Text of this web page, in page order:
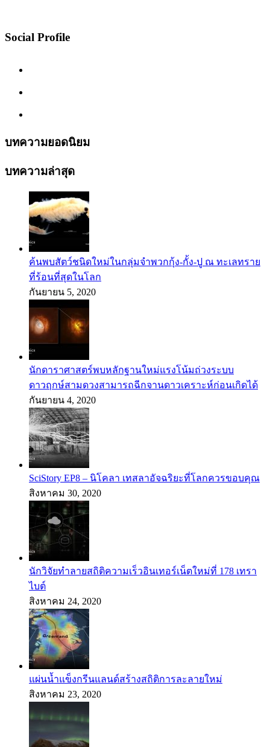
Social Profile
บทความยอดนิยม
บทความล่าสุด
ค้นพบสัตว์ชนิดใหม่ในกลุ่มจำพวกกุ้ง-กั้ง-ปู ณ ทะเลทราย
ที่ร้อนที่สุดในโลก
กันยายน 5, 2020
นักดาราศาสตร์พบหลักฐานใหม่แรงโน้มถ่วงระบบ
ดาวฤกษ์สามดวงสามารถฉีกจานดาวเคราะห์ก่อนเกิดได้
กันยายน 4, 2020
SciStory EP8 – นิโคลา เทสลาอัจฉริยะที่โลกควรขอบคุณ
สิงหาคม 30, 2020
นักวิจัยทำลายสถิติความเร็วอินเทอร์เน็ตใหม่ที่ 178 เทรา
ไบต์
สิงหาคม 24, 2020
แผ่นน้ำแข็งกรีนแลนด์สร้างสถิติการละลายใหม่
สิงหาคม 23, 2020